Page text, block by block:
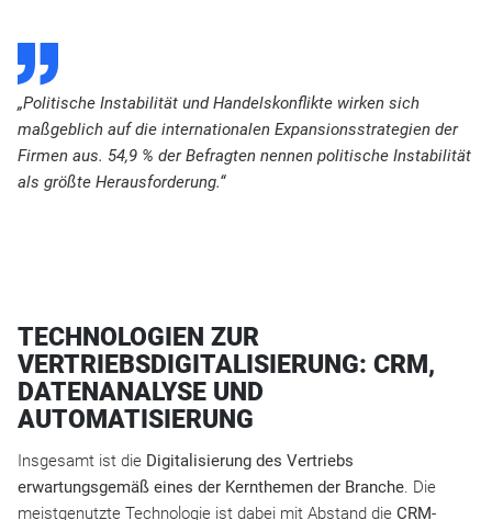
D
„Politische Instabilität und Handelskonflikte wirken sich
maßgeblich auf die internationalen Expansionsstrategien der
Firmen aus. 54,9 % der Befragten nennen politische Instabilität
als größte Herausforderung.“
TECHNOLOGIEN ZUR
VERTRIEBSDIGITALISIERUNG: CRM,
DATENANALYSE UND
AUTOMATISIERUNG
Insgesamt ist die Digitalisierung des Vertriebs
erwartungsgemäß eines der Kernthemen der Branche. Die
meistgenutzte Technologie ist dabei mit Abstand die CRM-